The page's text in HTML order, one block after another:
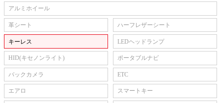
アルミホイール
革シート ハーフレザーシート
キーレス LEDヘッドランプ
HID(キセノンライト) ポータブルナビ
バックカメラ ETC
エアロ スマートキー